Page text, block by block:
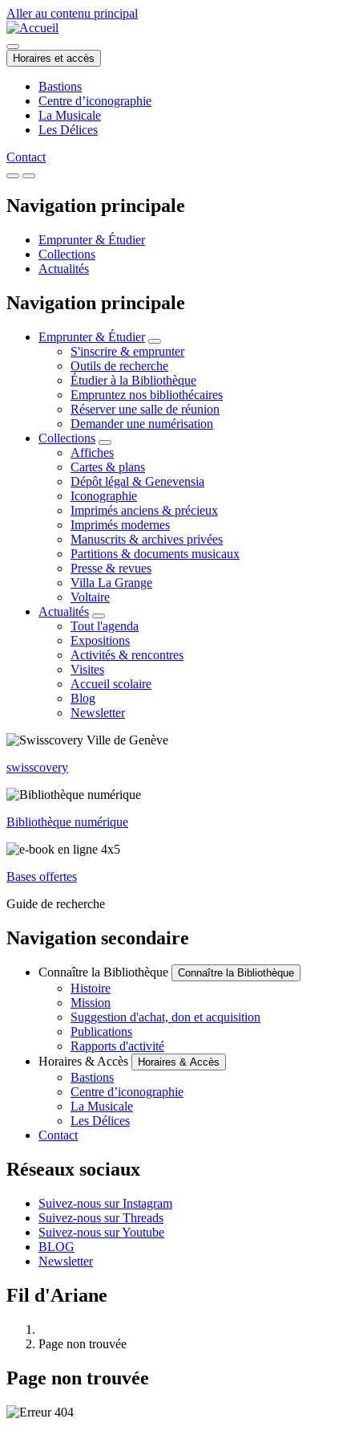
Aller au contenu principal
Horaires et accès
Bastions
Centre d’iconographie
La Musicale
Les Délices
Contact
Navigation principale
Emprunter & Étudier
Collections
Actualités
Navigation principale
Emprunter & Étudier
S'inscrire & emprunter
Outils de recherche
Étudier à la Bibliothèque
Empruntez nos bibliothécaires
Réserver une salle de réunion
Demander une numérisation
Collections
Affiches
Cartes & plans
Dépôt légal & Genevensia
Iconographie
Imprimés anciens & précieux
Imprimés modernes
Manuscrits & archives privées
Partitions & documents musicaux
Presse & revues
Villa La Grange
Voltaire
Actualités
Tout l'agenda
Expositions
Activités & rencontres
Visites
Accueil scolaire
Blog
Newsletter
swisscovery
Bibliothèque numérique
Bases offertes
Guide de recherche
Navigation secondaire
Connaître la Bibliothèque Connaître la Bibliothèque
Histoire
Mission
Suggestion d'achat, don et acquisition
Publications
Rapports d'activité
Horaires & Accès
Horaires & Accès
Bastions
Centre d’iconographie
La Musicale
Les Délices
Contact
Réseaux sociaux
Suivez-nous sur Instagram
Suivez-nous sur Threads
Suivez-nous sur Youtube
BLOG
Newsletter
Fil d'Ariane
Page non trouvée
Page non trouvée